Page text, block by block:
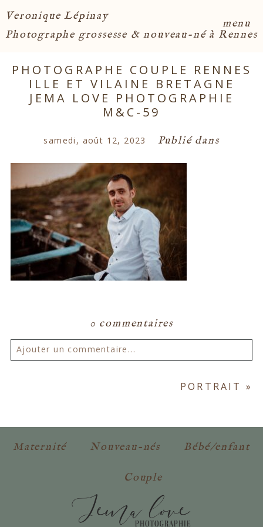
menu
Veronique Lépinay
Photographe grossesse & nouveau-né à Rennes
PHOTOGRAPHE COUPLE RENNES
ILLE ET VILAINE BRETAGNE
JEMA LOVE PHOTOGRAPHIE
M&C-59
samedi, août 12, 2023 Publié dans
0 commentaires
Ajouter un commentaire...
jamais publié ou partagé.
PORTRAIT »
Maternité Nouveau-nés Bébé/enfant
Couple